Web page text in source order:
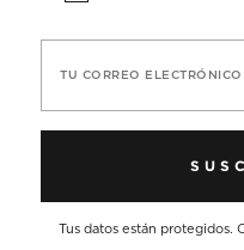
TU CORREO ELECTRÓNICO
Tus datos están protegidos.